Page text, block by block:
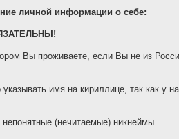
личной информации о себе:
Вы проживаете, если Вы не из
имя на кириллице, так как у
(нечитаемые) никнеймы